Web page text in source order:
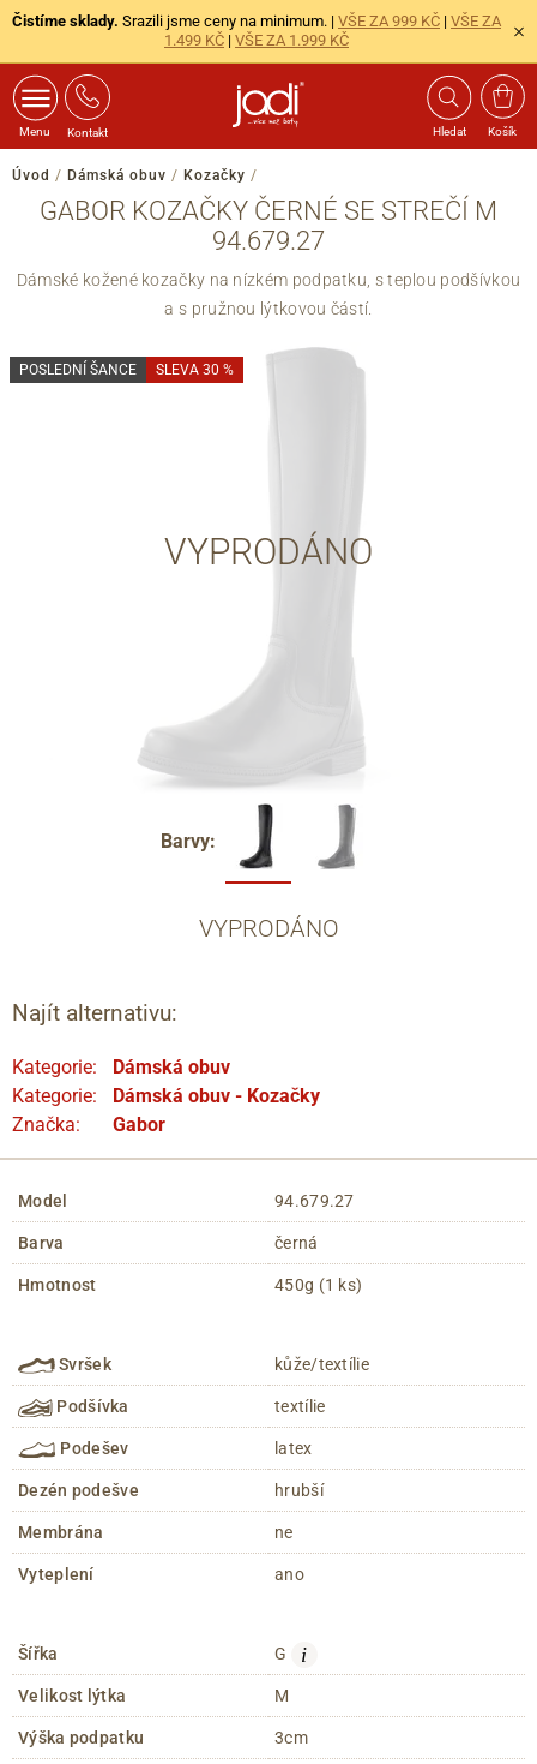
Čistíme sklady. Srazili jsme ceny na minimum. | VŠE ZA 999 KČ | VŠE ZA
1.499 KČ | VŠE ZA 1.999 KČ
Menu Kontakt Hledat Košík
Úvod / Dámská obuv / Kozačky /
GABOR KOZAČKY ČERNÉ SE STREČÍ M
94.679.27
Dámské kožené kozačky na nízkém podpatku, s teplou podšívkou
a s pružnou lýtkovou částí.
VYPRODÁNO
POSLEDNÍ ŠANCE SLEVA 30 %
Barvy:
VYPRODÁNO
Najít alternativu:
Kategorie:
Dámská obuv
Kategorie:
Dámská obuv - Kozačky
Značka:
Gabor
Model 94.679.27
Barva černá
Hmotnost 450g (1 ks)
Svršek kůže/textílie
Podšívka textílie
Podešev latex
Dezén podešve hrubší
Membrána ne
Vyteplení ano
Šířka G i
Velikost lýtka M
Výška podpatku 3cm